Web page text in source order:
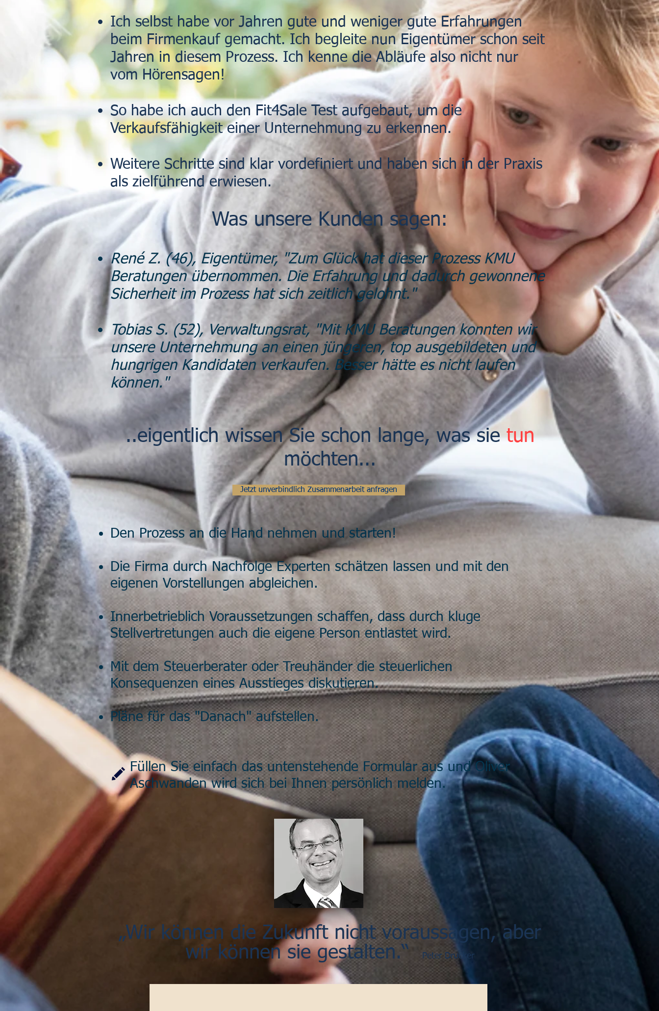
Ich selbst habe vor Jahren gute und weniger gute Erfahrungen
beim Firmenkauf gemacht. Ich begleite nun Eigentümer schon seit
Jahren in diesem Prozess. Ich kenne die Abläufe also nicht nur
vom Hörensagen!
So habe ich auch den Fit4Sale Test aufgebaut, um die
Verkaufsfähigkeit einer Unternehmung zu erkennen.
Weitere Schritte sind klar vordefiniert und haben sich in der Praxis
als zielführend erwiesen.
Was unsere Kunden sagen:
René Z. (46), Eigentümer, "Zum Glück hat dieser Prozess KMU
Beratungen übernommen. Die Erfahrung und dadurch gewonnene
Sicherheit im Prozess hat sich zeitlich gelohnt."
Tobias S. (52), Verwaltungsrat, "Mit KMU Beratungen konnten wir
unsere Unternehmung an einen jüngeren, top ausgebildeten und
hungrigen Kandidaten verkaufen. Besser hätte es nicht laufen
können."
..eigentlich wissen Sie schon lange, was sietun
möchten...
Jetzt unverbindlich Zusammenarbeit anfragen
Den Prozess an die Hand nehmen und starten!
Die Firma durch Nachfolge Experten schätzen lassen und mit den
eigenen Vorstellungen abgleichen.
Innerbetrieblich Voraussetzungen schaffen, dass durch kluge
Stellvertretungen auch die eigene Person entlastet wird.
Mit dem Steuerberater oder Treuhänder die steuerlichen
Konsequenzen eines Ausstieges diskutieren.
Pläne für das "Danach" aufstellen.
Füllen Sie einfach das untenstehende Formular aus und Oliver
Aschwanden wird sich bei Ihnen persönlich melden.
„Wir können die Zukunft nicht voraussagen, aber
wir können sie gestalten.“ Peter Drucker